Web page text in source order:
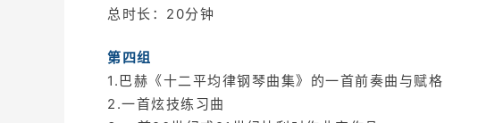
总时长：20分钟
第四组
1.巴赫《十二平均律钢琴曲集》的一首前奏曲与赋格
2.一首炫技练习曲